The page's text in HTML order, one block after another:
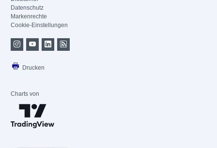
Datenschutz
Markenrechte
Cookie-Einstellungen
Drucken
Charts von